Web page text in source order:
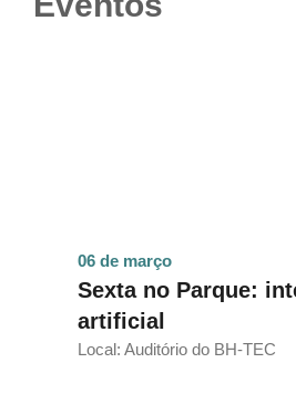
06 de março
Sexta no Parque:
artificial
Local: Auditório do BH-TEC